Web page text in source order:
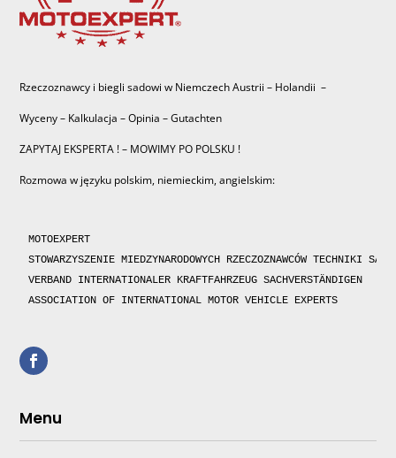
Rzeczoznawcy i biegli sadowi w Niemczech Austrii – Holandii –
Wyceny – Kalkulacja – Opinia – Gutachten
ZAPYTAJ EKSPERTA ! – MOWIMY PO POLSKU !
Rozmowa w języku polskim, niemieckim, angielskim:
MOTOEXPERT
STOWARZYSZENIE MIEDZYNARODOWYCH RZECZOZNAWCÓW TECHNIKI
VERBAND INTERNATIONALER KRAFTFAHRZEUG SACHVERSTÄNDIGEN
ASSOCIATION OF INTERNATIONAL MOTOR VEHICLE EXPERTS
Menu